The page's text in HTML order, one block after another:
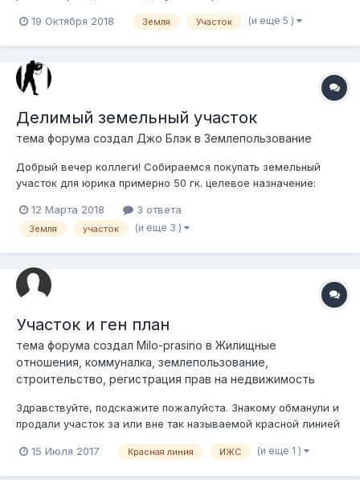
купли-продажи от предыдущих владельцев, даже техпаспорт
проверены, сделка совершена. В проц...
19 Октября 2018 Земля Участок (и еще 5 )
Делимый земельный участок
тема форума создал Джо Блэк в Землепользование
Добрый вечер коллеги! Собираемся покупать земельный
участок для юрика примерно 50 гк. целевое назначение:
намечает аукцион. Вопрос можно ли этот участок сделать
делимым (10х40) прямо во время заключения договора
12 Марта 2018 3 ответа
Земля участок (и еще 3 )
Участок и ген план
тема форума создал Milo-prasino в Жилищные
отношения, коммуналка, землепользование,
строительство, регистрация прав на недвижимость
Здравствуйте, подскажите пожалуйста. Знакому обманули и
продали участок за или вне так называемой красной линией
узнала об этом лишь тогда когда оформляла уже
15 Июля 2017 Красная линия ИЖС (и еще 1 )